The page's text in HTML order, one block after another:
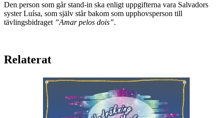
Den person som går stand-in ska enligt uppgifterna vara Salvadors
syster Luísa, som själv står bakom som upphovsperson till
tävlingsbidraget ”Amar pelos dois”.
Relaterat